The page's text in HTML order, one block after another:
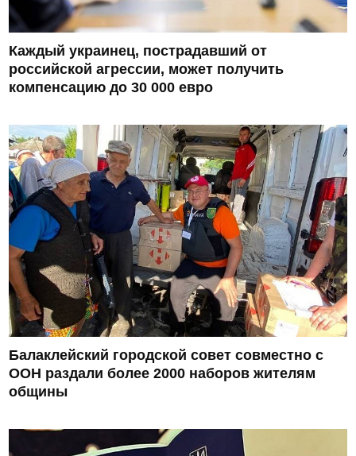
Каждый украинец, пострадавший от
российской агрессии, может получить
компенсацию до 30 000 евро
Балаклейский городской совет совместно с
ООН раздали более 2000 наборов жителям
общины